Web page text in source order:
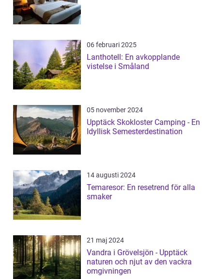
06 februari 2025
Lanthotell: En avkopplande
vistelse i Småland
05 november 2024
Upptäck Skokloster Camping - En
Idyllisk Semesterdestination
14 augusti 2024
Temaresor: En resetrend för alla
smaker
21 maj 2024
Vandra i Grövelsjön - Upptäck
naturen och njut av den vackra
omgivningen